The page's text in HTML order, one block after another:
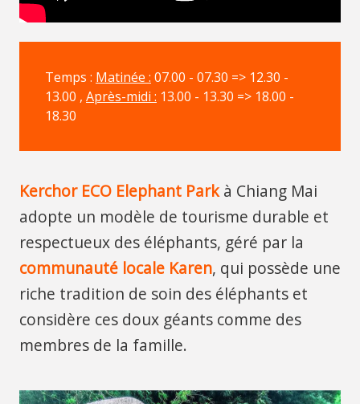
Temps : Matinée : 07.00 - 07.30 => 12.30 -
13.00 , Après-midi : 13.00 - 13.30 => 18.00 -
18.30
Kerchor ECO Elephant Parkà Chiang Mai
adopte un modèle de tourisme durable et
respectueux des éléphants, géré par la
communauté locale Karen, qui possède une
riche tradition de soin des éléphants et
considère ces doux géants comme des
membres de la famille.